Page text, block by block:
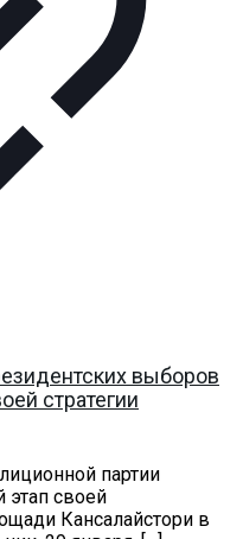
выборов
стратегии
партии
этап своей
Кансалайстори в